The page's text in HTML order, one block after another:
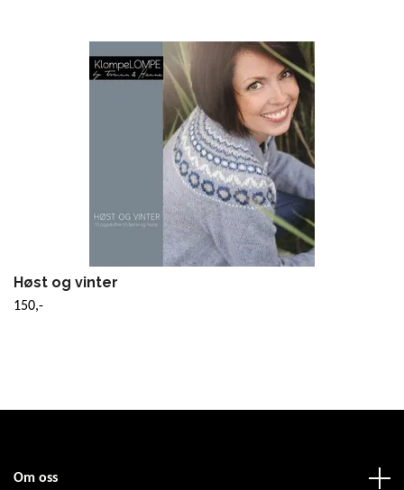
Høst og vinter
150,-
Om oss